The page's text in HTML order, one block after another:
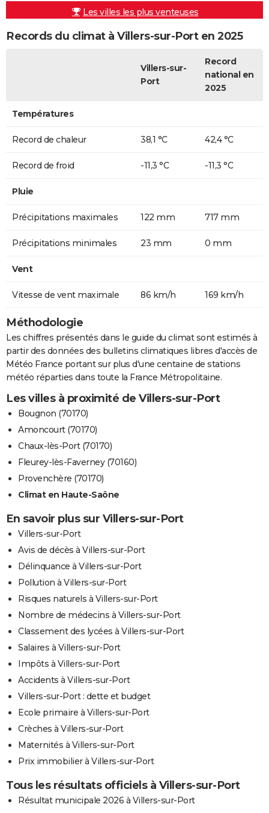
Les villes les plus venteuses
Records du climat à Villers-sur-Port en 2025
Villers-sur-
Port
Record
national en
2025
Températures
Record de chaleur 38,1 °C 42,4 °C
Record de froid -11,3 °C -11,3 °C
Pluie
Précipitations maximales 122 mm 717 mm
Précipitations minimales 23 mm 0 mm
Vent
Vitesse de vent maximale 86 km/h 169 km/h
Méthodologie
Les chiffres présentés dans le guide du climat sont estimés à
partir des données des bulletins climatiques libres d'accès de
Météo France portant sur plus d'une centaine de stations
météo réparties dans toute la France Métropolitaine.
Les villes à proximité de Villers-sur-Port
Bougnon (70170)
Amoncourt (70170)
Chaux-lès-Port (70170)
Fleurey-lès-Faverney (70160)
Provenchère (70170)
Climat en Haute-Saône
En savoir plus sur Villers-sur-Port
Villers-sur-Port
Avis de décès à Villers-sur-Port
Délinquance à Villers-sur-Port
Pollution à Villers-sur-Port
Risques naturels à Villers-sur-Port
Nombre de médecins à Villers-sur-Port
Classement des lycées à Villers-sur-Port
Salaires à Villers-sur-Port
Impôts à Villers-sur-Port
Accidents à Villers-sur-Port
Villers-sur-Port : dette et budget
Ecole primaire à Villers-sur-Port
Crèches à Villers-sur-Port
Maternités à Villers-sur-Port
Prix immobilier à Villers-sur-Port
Tous les résultats officiels à Villers-sur-Port
Résultat municipale 2026 à Villers-sur-Port